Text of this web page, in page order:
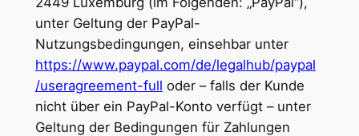
unter Geltung der PayPal-
Nutzungsbedingungen, einsehbar unter
https://www.paypal.com/de/legalhub/paypal
/useragreement-full oder – falls der Kunde
nicht über ein PayPal-Konto verfügt – unter
Geltung der Bedingungen für Zahlungen